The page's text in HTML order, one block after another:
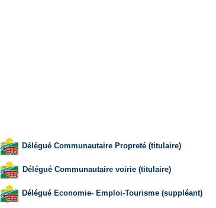
Délégué Communautaire Propreté (titulaire)
Délégué Communautaire voirie (titulaire)
Délégué Economie- Emploi-Tourisme (suppléant)